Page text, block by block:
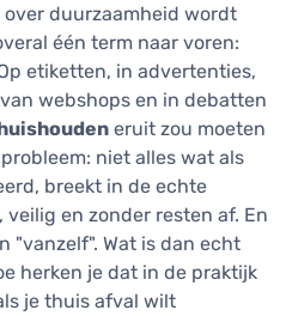
duurzaamheid wordt
één term naar voren:
etiketten, in advertenties,
webshops en in debatten
eruit zou moeten
niet alles wat als
breekt in de echte
en zonder resten af. En
"vanzelf". Wat is dan echt
herken je dat in de praktijk
je thuis afval wilt